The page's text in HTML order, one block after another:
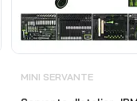
MINI SERVANTE